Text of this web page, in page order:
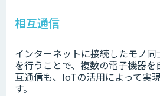
相互通信
インターネットに接続したモノ
を行うことで、複数の電子機器
互通信も、IoTの活用によって実
す。